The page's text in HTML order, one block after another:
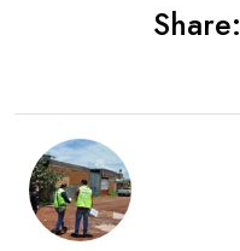
Share: